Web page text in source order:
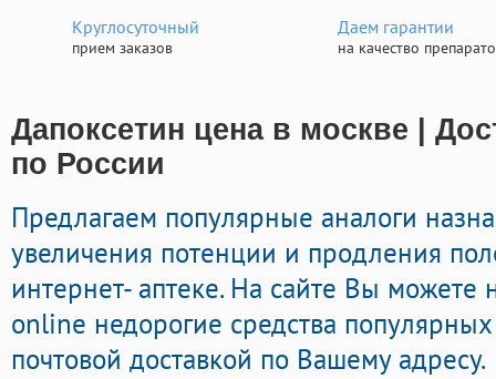
Круглосуточный
прием заказов
Даем гарантии
на качество
Дапоксетин цена в москве |
по России
Предлагаем популярные аналоги
увеличения потенции и продления
интернет- аптеке. На сайте Вы можете
online недорогие средства
почтовой доставкой по Вашему адресу.